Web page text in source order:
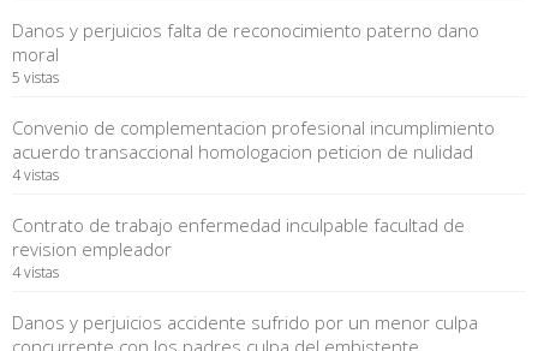
Danos y perjuicios falta de reconocimiento paterno dano
moral
5 vistas
Convenio de complementacion profesional incumplimiento
acuerdo transaccional homologacion peticion de nulidad
4 vistas
Contrato de trabajo enfermedad inculpable facultad de
revision empleador
4 vistas
Danos y perjuicios accidente sufrido por un menor culpa
concurrente con los padres culpa del embistente